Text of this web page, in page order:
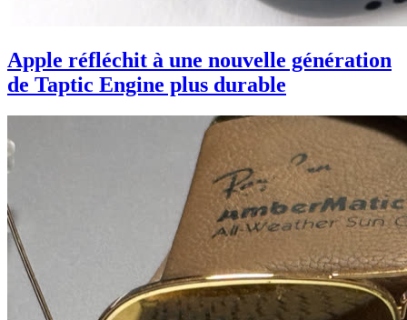
Apple réfléchit à une nouvelle génération
de Taptic Engine plus durable